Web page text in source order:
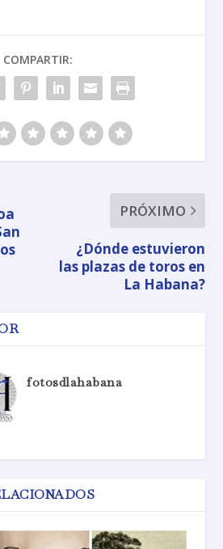
COMPARTIR:
PRÓXIMO
¿Dónde estuvieron
las plazas de toros en
La Habana?
fotosdlahabana